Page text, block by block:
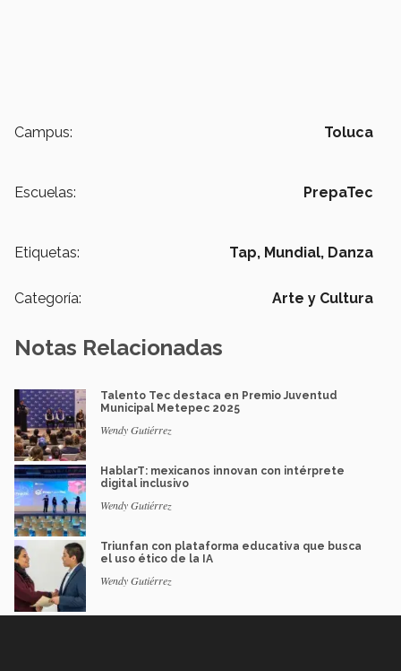
Campus: Toluca
Escuelas: PrepaTec
Etiquetas: Tap, Mundial, Danza
Categoría: Arte y Cultura
Notas Relacionadas
Talento Tec destaca en Premio Juventud
Municipal Metepec 2025
Wendy Gutiérrez
HablarT: mexicanos innovan con intérprete
digital inclusivo
Wendy Gutiérrez
Triunfan con plataforma educativa que busca
el uso ético de la IA
Wendy Gutiérrez